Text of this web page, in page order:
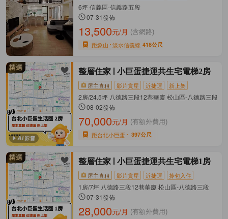
6坪 信義區-信義路五段
07-31發佈
13,500元/月 (含網路)
距象山 淡水信義線 418公尺
整層住家 小巨蛋捷運共生宅電梯2房
屋主直租 影片賞屋 近捷運 新上架
2房/24.5坪 八德路三段12巷華廈 松山區-八德路三段
08-02發佈
70,000元/月 (有額外費用)
距台北小巨蛋 397公尺
整層住家 小巨蛋捷運共生宅電梯1房
屋主直租 影片賞屋 近捷運 拎包入住
1房/7坪 八德路三段12巷華廈 松山區-八德路三段
07-31發佈
28,000元/月 (有額外費用)